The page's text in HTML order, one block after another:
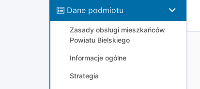
Dane podmiotu
Zasady obsługi mieszkańców
Powiatu Bielskiego
Informacje ogólne
Strategia